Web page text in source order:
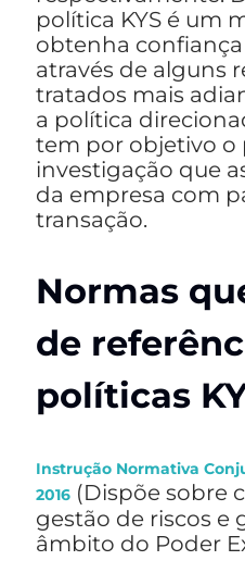
política KYS é um
obtenha
através de alguns
tratados mais
a política
tem por objetivo o
investigação que
da empresa com
transação.
Normas
de
políticas
Instrução Normativa
2016 (Dispõe sobre
gestão de riscos e
âmbito do Poder